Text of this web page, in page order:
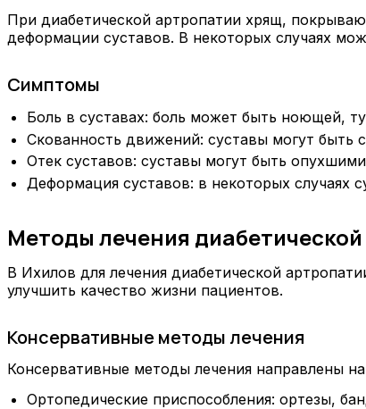
При диабетической артропатии хрящ,
деформации суставов. В некоторых случаях
Симптомы
Боль в суставах: боль может быть ноющей,
Скованность движений: суставы могут быть
Отек суставов: суставы могут быть
Деформация суставов: в некоторых случаях
Методы лечения
В Ихилов для лечения диабетической
улучшить качество жизни пациентов.
Консервативные методы лечения
Консервативные методы лечения направлены
Ортопедические приспособления: ортезы,